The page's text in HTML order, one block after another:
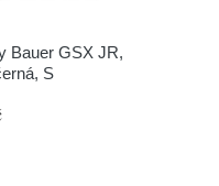
Bauer GSX JR,
S